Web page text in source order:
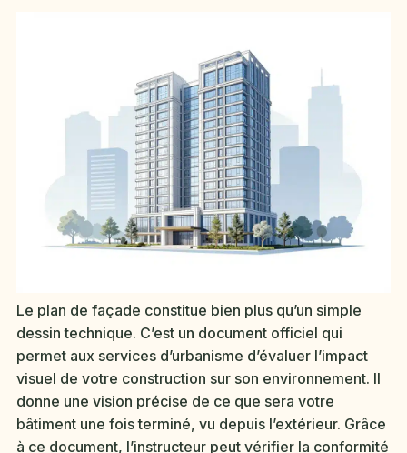
Le plan de façade constitue bien plus qu’un simple
dessin technique. C’est un document officiel qui
permet aux services d’urbanisme d’évaluer l’impact
visuel de votre construction sur son environnement. Il
donne une vision précise de ce que sera votre
bâtiment une fois terminé, vu depuis l’extérieur. Grâce
à ce document, l’instructeur peut vérifier la conformité